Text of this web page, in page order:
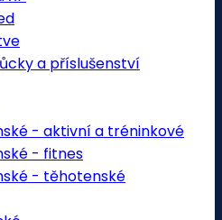
a příslušenství
- aktivní a tréninkové
- fitnes
- těhotenské